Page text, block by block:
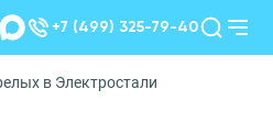
+7 (499) 325-79-40
в Электростали